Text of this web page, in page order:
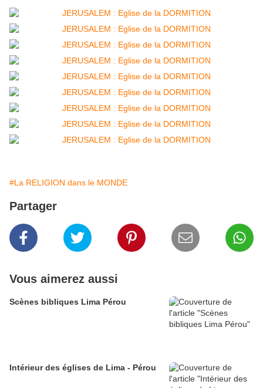
#La RELIGION dans le MONDE
Partager
Vous aimerez aussi
Scènes bibliques Lima Pérou
Intérieur des églises de Lima - Pérou